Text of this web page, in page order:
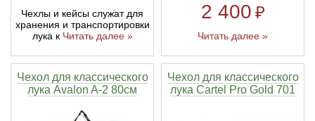
Чехлы и кейсы служат для
хранения и транспортировки
лука к Читать далее »
2 400 ₽
Читать далее »
Чехол для классического
лука Avalon A-2 80см
Чехол для классического
лука Cartel Pro Gold 701